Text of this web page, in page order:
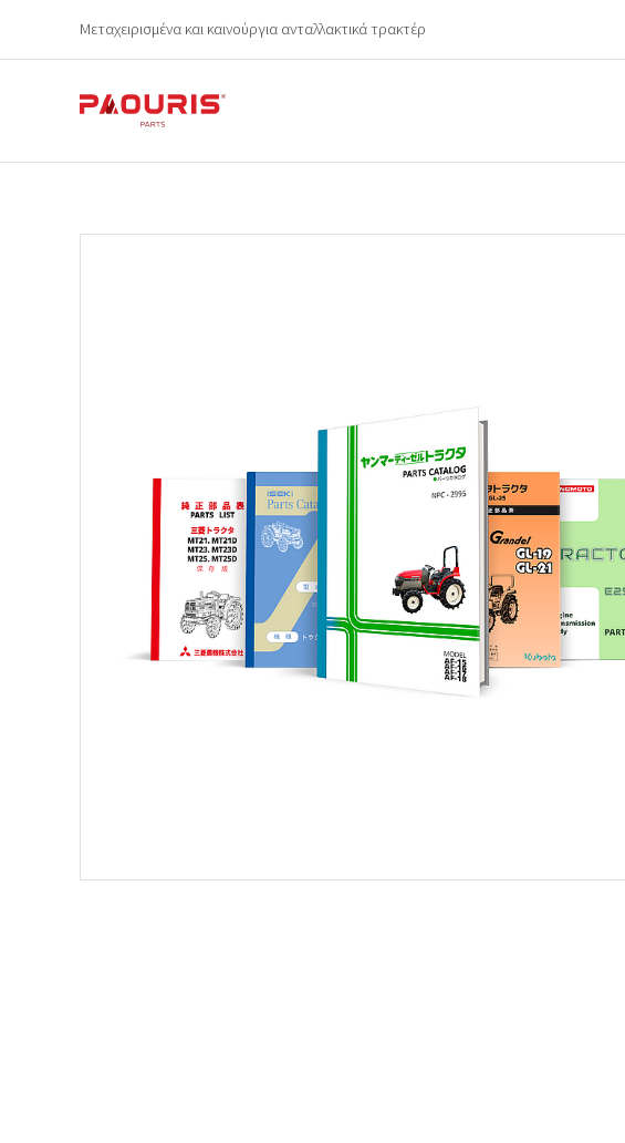
Μεταχειρισμένα και καινούργια ανταλλακτικά τρακτέρ